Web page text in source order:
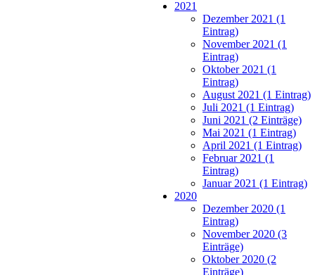
2021
Dezember 2021 (1
Eintrag)
November 2021 (1
Eintrag)
Oktober 2021 (1
Eintrag)
August 2021 (1 Eintrag)
Juli 2021 (1 Eintrag)
Juni 2021 (2 Einträge)
Mai 2021 (1 Eintrag)
April 2021 (1 Eintrag)
Februar 2021 (1
Eintrag)
Januar 2021 (1 Eintrag)
2020
Dezember 2020 (1
Eintrag)
November 2020 (3
Einträge)
Oktober 2020 (2
Einträge)